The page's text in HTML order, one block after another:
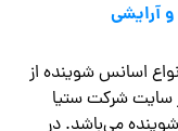
آرایشی
اسانس شوینده از
سایت شرکت ستیا
می‌باشد. در